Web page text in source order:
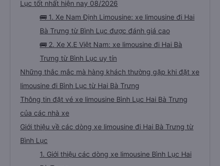
Lục tốt nhất hiện nay 08/2026
🚌 1. Xe Nam Định Limousine: xe limousine đi Hai
Bà Trưng từ Bình Lục được đánh giá cao
🚌 2. Xe X.E Việt Nam: xe limousine đi Hai Bà
Trưng từ Bình Lục uy tín
Những thắc mắc mà hàng khách thường gặp khi đặt xe
limousine đi Bình Lục từ Hai Bà Trưng
Thông tin đặt vé xe limousine Bình Lục Hai Bà Trưng
của các nhà xe
Giới thiệu về các dòng xe limousine đi Hai Bà Trưng từ
Bình Lục
1. Giới thiệu các dòng xe limousine Bình Lục Hai